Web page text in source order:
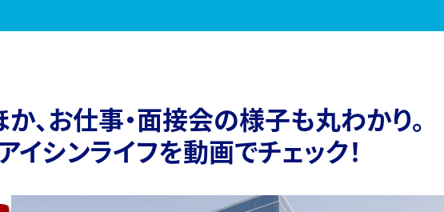
、お仕事・面接会の様子も丸わかり。
イシンライフを動画でチェック！